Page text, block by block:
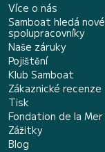
Více o nás
Samboat hledá nové
spolupracovníky
Naše záruky
Pojištění
Klub Samboat
Zákaznické recenze
Tisk
Fondation de la Mer
Zážitky
Blog